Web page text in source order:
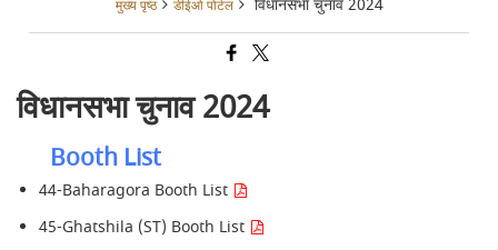
मुख्य पृष्ठ डीईओ पोर्टल विधानसभा चुनाव 2024
विधानसभा चुनाव 2024
Booth List
44-Baharagora Booth List
45-Ghatshila (ST) Booth List